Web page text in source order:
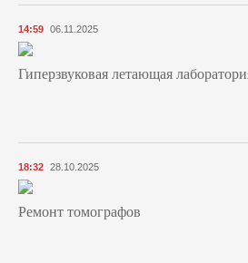
14:59 06.11.2025
Гиперзвуковая летающая
18:32 28.10.2025
Ремонт томографов